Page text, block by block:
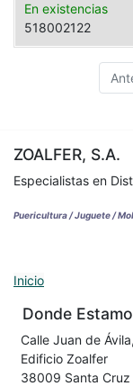
En existencias
518002122
ZOALFER, S.A.
Especialistas en
Puericultura / Juguete /
Inicio
Donde
Calle Juan de
Edificio Zoalfer
38009 Santa Cruz